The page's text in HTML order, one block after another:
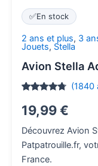
✅En stock
2 ans et plus, 3
Jouets, Stella
Avion Stella
sur 5
basé sur
client
(1840
19,99€
Découvrez Avion
Patpatrouille.fr,
France.